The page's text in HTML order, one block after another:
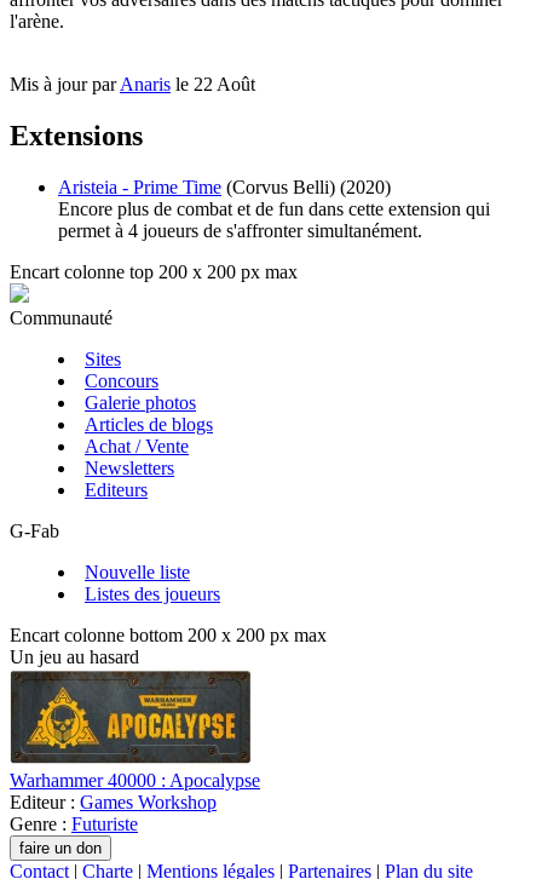
l'arène.
Mis à jour parAnaris le 22 Août
Extensions
Aristeia - Prime Time (Corvus Belli) (2020)
Encore plus de combat et de fun dans cette extension qui
permet à 4 joueurs de s'affronter simultanément.
Encart colonne top 200 x 200 px max
Communauté
Sites
Concours
Galerie photos
Articles de blogs
Achat / Vente
Newsletters
Editeurs
G-Fab
Nouvelle liste
Listes des joueurs
Encart colonne bottom 200 x 200 px max
Un jeu au hasard
Warhammer 40000 : Apocalypse
Editeur : Games Workshop
Genre : Futuriste
Contact | Charte | Mentions légales | Partenaires | Plan du site